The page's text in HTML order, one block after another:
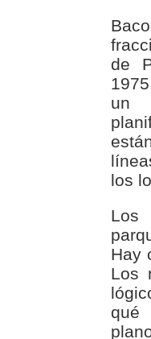
de
un
los
Los
Hay
Los
qué